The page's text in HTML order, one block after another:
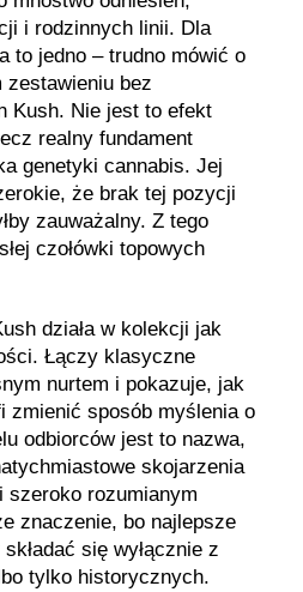
i rodzinnych linii. Dla
to jedno – trudno mówić o
zestawieniu bez
Kush. Nie jest to efekt
realny fundament
genetyki cannabis. Jej
że brak tej pozycji
zauważalny. Z tego
czołówki topowych
działa w kolekcji jak
Łączy klasyczne
nurtem i pokazuje, jak
zmienić sposób myślenia o
odbiorców jest to nazwa,
skojarzenia
szeroko rozumianym
znaczenie, bo najlepsze
się wyłącznie z
tylko historycznych.